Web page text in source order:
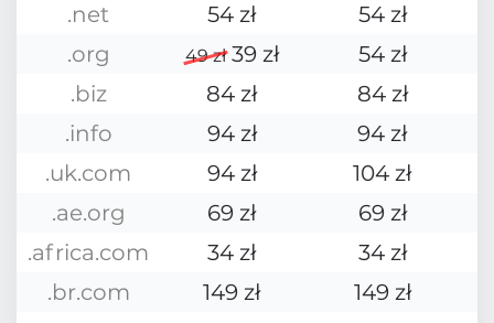
.net
54 zł
54 zł
.org
49 zł 39 zł
54 zł
.biz
84 zł
84 zł
.info
94 zł
94 zł
.uk.com
94 zł
104 zł
.ae.org
69 zł
69 zł
.africa.com
34 zł
34 zł
.br.com
149 zł
149 zł